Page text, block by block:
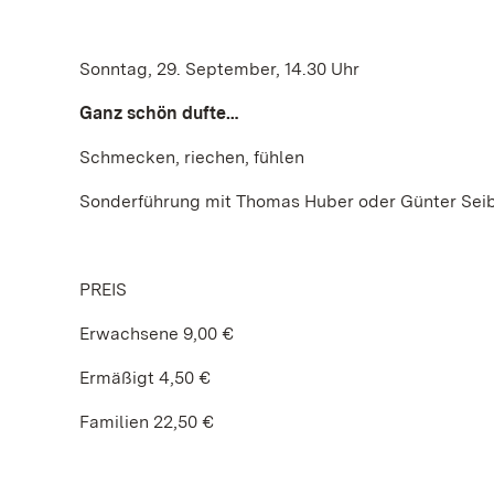
Sonntag, 29. September, 14.30 Uhr
Ganz schön dufte…
Schmecken, riechen, fühlen
Sonderführung mit Thomas Huber oder Günter
PREIS
Erwachsene 9,00 €
Ermäßigt 4,50 €
Familien 22,50 €